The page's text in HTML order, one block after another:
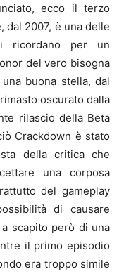
ecco il terzo
dal 2007, è una delle
ricordano per un
del vero bisogna
buona stella, dal
oscurato dalla
rilascio della Beta
Crackdown è stato
della critica che
una corposa
del gameplay
di causare
scapito però di una
il primo episodio
era troppo simile